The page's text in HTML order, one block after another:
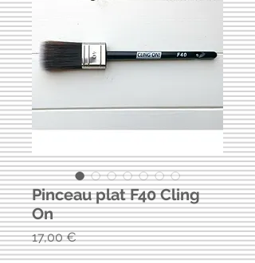
Pinceau plat F40 Cling
On
17,00 €Prix